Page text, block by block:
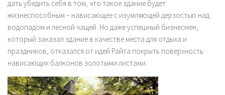
дать убедить себя в том, что такое здание будет
жизнеспособным – нависающее с изумляющей дерзостью над
водопадом и лесной чащей. Но даже успешный бизнесмен,
который заказал здание в качестве места для отдыха и
праздников, отказался от идей Райта покрыть поверхность
нависающих балконов золотыми листами.